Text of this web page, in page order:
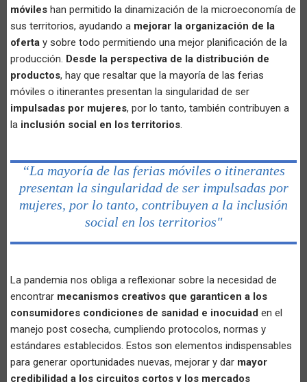
móviles han permitido la dinamización de la microeconomía de
sus territorios, ayudando a mejorar la organización de la
oferta y sobre todo permitiendo una mejor planificación de la
producción. Desde la perspectiva de la distribución de
productos, hay que resaltar que la mayoría de las ferias
móviles o itinerantes presentan la singularidad de ser
impulsadas por mujeres, por lo tanto, también contribuyen a
la inclusión social en los territorios.
“La mayoría de las ferias móviles o itinerantes
presentan la singularidad de ser impulsadas por
mujeres, por lo tanto, contribuyen a la inclusión
social en los territorios"
La pandemia nos obliga a reflexionar sobre la necesidad de
encontrar mecanismos creativos que garanticen a los
consumidores condiciones de sanidad e inocuidad en el
manejo post cosecha, cumpliendo protocolos, normas y
estándares establecidos. Estos son elementos indispensables
para generar oportunidades nuevas, mejorar y dar mayor
credibilidad a los circuitos cortos y los mercados